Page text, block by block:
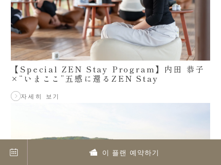
이 플랜 예약하기
【Special ZEN Stay Program】内田 恭子
×“いまここ”五感に還るZEN Stay
자세히 보기